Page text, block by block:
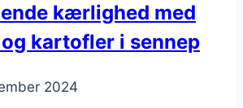
variationkærlighed med
kartofler i sennep
2024